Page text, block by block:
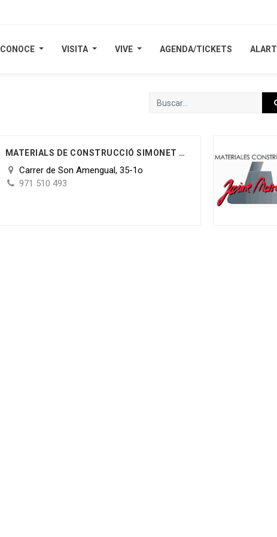
CONOCE VISITA VIVE AGENDA/TICKETS ALART
CONOCE VISITA VIVE AGENDA/TICKETS ALART
MATERIALS DE CONSTRUCCIÓ SIMONET S.L.
Carrer de Son Amengual, 35-1o
971 510 493